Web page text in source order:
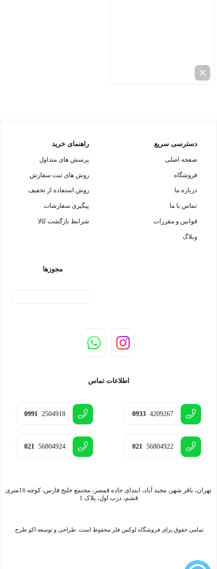
دسترسی سریع
صفحه اصلی
فروشگاه
درباره ما
تماس با ما
قوانین و مقررات
وبلاگ
راهنمای خرید
پرسش های متداول
روش های ثبت سفارش
روش استفاده از تخفیف
پیگیری سفارشات
شرایط بازگشت کالا
مجوزها
اطلاعات تماس
0933 4209267
0991 2504918
021 56804922
021 56804924
تهران، باقر شهر، مجید آباد، ابتدای جاده قمصر، مجتمع خلیج فارس، کوچه 16متری
قشم، درب اول، پلاک 1
تمامی حقوق برای فروشگاه لوکس فلز محفوظ است. طراحی و توسعه اکو طرح.